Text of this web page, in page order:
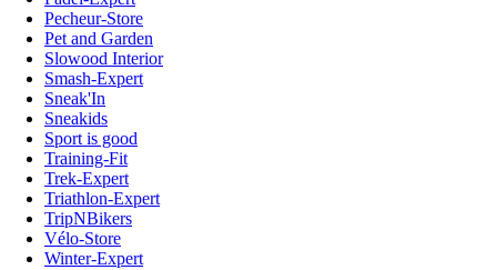
Pecheur-Store
Pet and Garden
Slowood Interior
Smash-Expert
Sneak'In
Sneakids
Sport is good
Training-Fit
Trek-Expert
Triathlon-Expert
TripNBikers
Vélo-Store
Winter-Expert